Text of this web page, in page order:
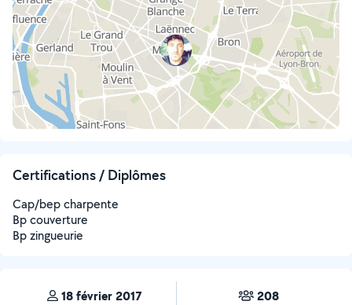
Certifications / Diplômes
Cap/bep charpente
Bp couverture
Bp zingueurie
18 février 2017 208